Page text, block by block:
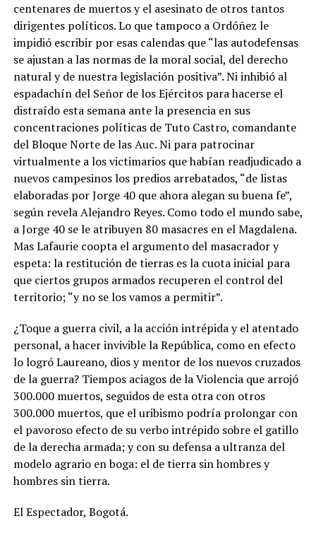
centenares de muertos y el asesinato de otros tantos
dirigentes políticos. Lo que tampoco a Ordóñez le
impidió escribir por esas calendas que “las autodefensas
se ajustan a las normas de la moral social, del derecho
natural y de nuestra legislación positiva”. Ni inhibió al
espadachín del Señor de los Ejércitos para hacerse el
distraído esta semana ante la presencia en sus
concentraciones políticas de Tuto Castro, comandante
del Bloque Norte de las Auc. Ni para patrocinar
virtualmente a los victimarios que habían readjudicado a
nuevos campesinos los predios arrebatados, “de listas
elaboradas por Jorge 40 que ahora alegan su buena fe”,
según revela Alejandro Reyes. Como todo el mundo sabe,
a Jorge 40 se le atribuyen 80 masacres en el Magdalena.
Mas Lafaurie coopta el argumento del masacrador y
espeta: la restitución de tierras es la cuota inicial para
que ciertos grupos armados recuperen el control del
territorio; “y no se los vamos a permitir”.
¿Toque a guerra civil, a la acción intrépida y el atentado
personal, a hacer invivible la República, como en efecto
lo logró Laureano, dios y mentor de los nuevos cruzados
de la guerra? Tiempos aciagos de la Violencia que arrojó
300.000 muertos, seguidos de esta otra con otros
300.000 muertos, que el uribismo podría prolongar con
el pavoroso efecto de su verbo intrépido sobre el gatillo
de la derecha armada; y con su defensa a ultranza del
modelo agrario en boga: el de tierra sin hombres y
hombres sin tierra.
El Espectador, Bogotá.